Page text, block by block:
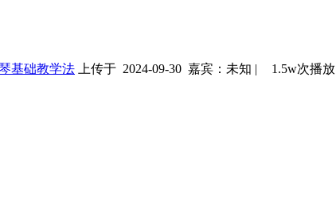
基础教学法 上传于 2024-09-30 嘉宾：未知 | 1.5w次播放